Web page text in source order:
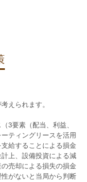
えられます。
3要素（配当、利益、
ティングリースを活用
給することによる損金
上、設備投資による減
売却による損失の損金
がないと当局から判断